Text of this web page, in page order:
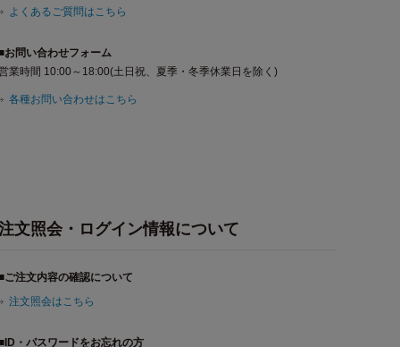
よくあるご質問はこちら
お問い合わせフォーム
業時間 10:00～18:00(土日祝、夏季・冬季休業日を除く)
各種お問い合わせはこちら
文照会・ログイン情報について
ご注文内容の確認について
注文照会はこちら
・パスワードをお忘れの方